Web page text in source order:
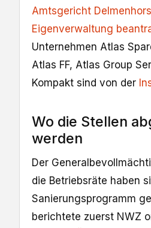
Amtsgericht
Eigenverwaltung
Unternehmen Atlas
Atlas FF, Atlas Group
Kompakt sind von der
Wo die Stellen
werden
Der
die Betriebsräte haben
Sanierungsprogramm
berichtete zuerst NWZ